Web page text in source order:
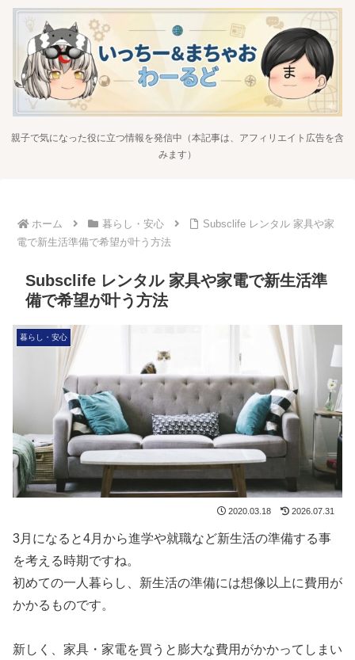
親子で気になった役に立つ情報を発信中（本記事は、アフィリエイト広告を含
みます）
ホーム 暮らし・安心
Subsclife レンタル 家具や家
電で新生活準備で希望が叶う方法
Subsclife レンタル 家具や家電で新生活準
備で希望が叶う方法
暮らし・安心
2020.03.18 2026.07.31
3月になると4月から進学や就職など新生活の準備する事
を考える時期ですね。
初めての一人暮らし、新生活の準備には想像以上に費用が
かかるものです。
新しく、家具・家電を買うと膨大な費用がかかってしまい